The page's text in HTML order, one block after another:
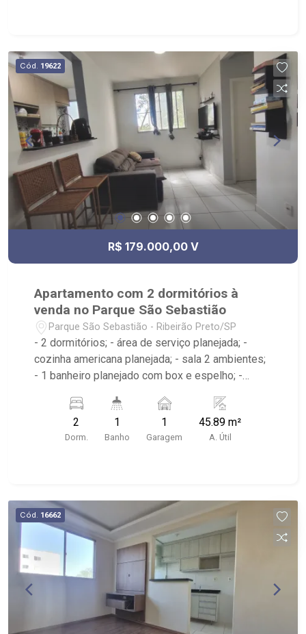
Cód. 19622
R$ 179.000,00 V
Apartamento com 2 dormitórios à
venda no Parque São Sebastião
Parque São Sebastião - Ribeirão Preto/SP
- 2 dormitórios; - área de serviço planejada; -
cozinha americana planejada; - sala 2 ambientes;
- 1 banheiro planejado com box e espelho; -
Comerciários
2
Dorm.
1
Banho
1
Garagem
45.89 m²
A. Útil
Cód. 16662